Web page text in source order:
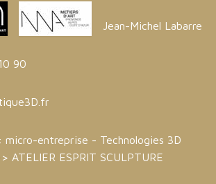
Jean-Michel Labarre
90
micro-entreprise - Technologies 3D
ATELIER ESPRIT SCULPTURE